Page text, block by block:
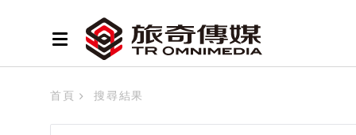
首頁 搜尋結果